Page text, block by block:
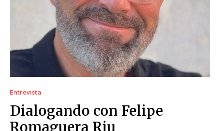
Entrevista
Dialogando con Felipe
Romaguera Riu